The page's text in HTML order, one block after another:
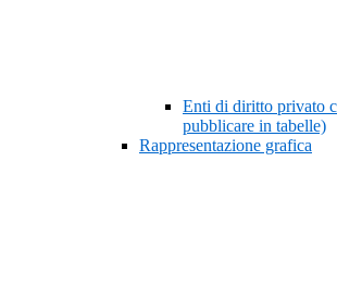
Enti di diritto privato
pubblicare in tabelle)
Rappresentazione grafica